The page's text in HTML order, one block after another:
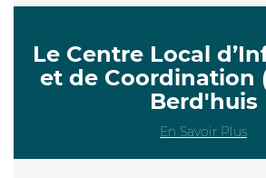
Le Centre Local
et de Coordination
Berd'huis
En Savoir Plus